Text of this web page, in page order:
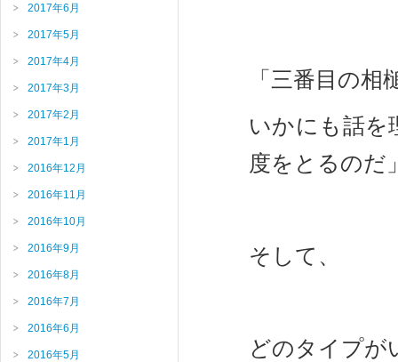
「三番目の
いかにも話を
度をとるのだ
そして、
どのタイプが
2017年6月
2017年5月
2017年4月
2017年3月
2017年2月
2017年1月
2016年12月
2016年11月
2016年10月
2016年9月
2016年8月
2016年7月
2016年6月
2016年5月